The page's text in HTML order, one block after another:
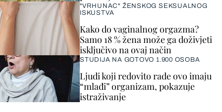
"VRHUNAC" ŽENSKOG SEKSUALNOG
ISKUSTVA
Kako do vaginalnog orgazma?
Samo 18 % žena može ga doživjeti
isključivo na ovaj način
STUDIJA NA GOTOVO 1.900 OSOBA
Ljudi koji redovito rade ovo imaju
“mlađi” organizam, pokazuje
istraživanje